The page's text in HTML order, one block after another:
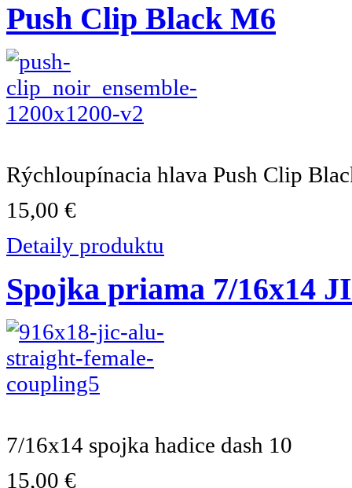
Push Clip Black M6
Rýchloupínacia hlava Push Clip
15,00 €
Detaily produktu
Spojka priama 7/16x14
7/16x14 spojka hadice dash 10
15,00 €